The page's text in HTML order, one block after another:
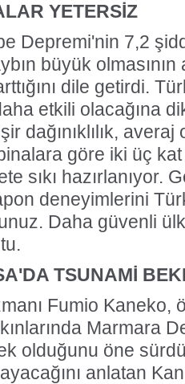
YETERSİZ
Depremi'nin 7,2
büyük
dile getirdi.
etkili olacağına
dağınıklılık,
göre iki üç
sıkı hazırlanıyor.
deneyimlerini
Daha güvenli
TSUNAMİ
Fumio Kaneko,
Marmara
olduğunu öne
anlatan